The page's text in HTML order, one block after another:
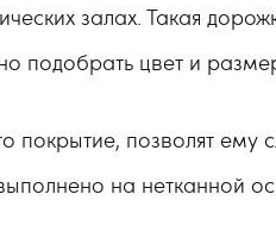
залах. Такая
подобрать цвет и
позволят ему
на нетканной